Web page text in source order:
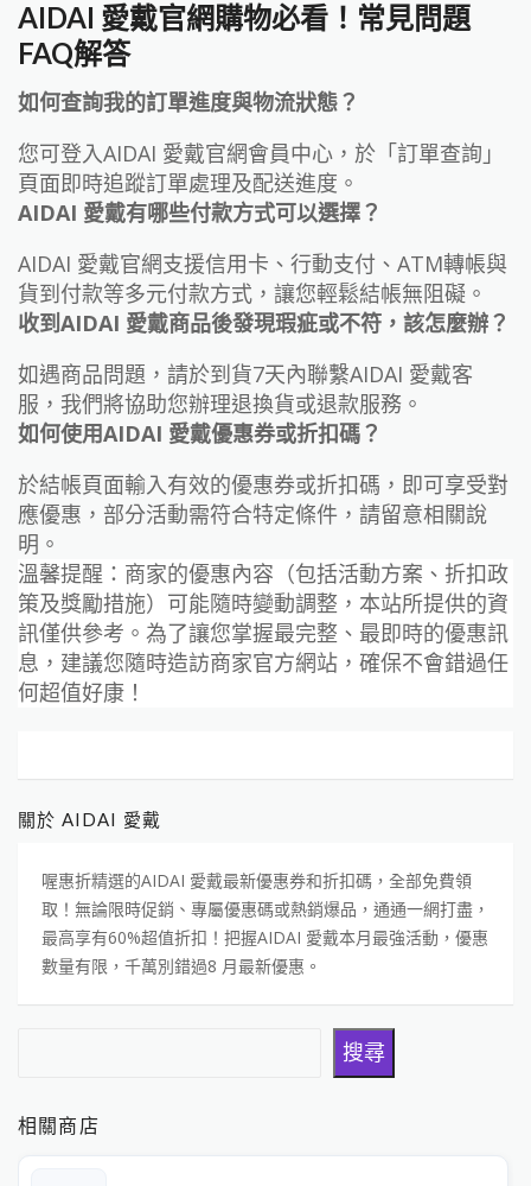
AIDAI 愛戴官網購物必看！常見問題
FAQ解答
如何查詢我的訂單進度與物流狀態？
您可登入AIDAI 愛戴官網會員中心，於「訂單查詢」
頁面即時追蹤訂單處理及配送進度。
AIDAI 愛戴有哪些付款方式可以選擇？
AIDAI 愛戴官網支援信用卡、行動支付、ATM轉帳與
貨到付款等多元付款方式，讓您輕鬆結帳無阻礙。
收到AIDAI 愛戴商品後發現瑕疵或不符，該怎麼辦？
如遇商品問題，請於到貨7天內聯繫AIDAI 愛戴客
服，我們將協助您辦理退換貨或退款服務。
如何使用AIDAI 愛戴優惠券或折扣碼？
於結帳頁面輸入有效的優惠券或折扣碼，即可享受對
應優惠，部分活動需符合特定條件，請留意相關說
明。
溫馨提醒：商家的優惠內容（包括活動方案、折扣政
策及獎勵措施）可能隨時變動調整，本站所提供的資
訊僅供參考。為了讓您掌握最完整、最即時的優惠訊
息，建議您隨時造訪商家官方網站，確保不會錯過任
何超值好康！
關於 AIDAI 愛戴
喔惠折精選的AIDAI 愛戴最新優惠券和折扣碼，全部免費領
取！無論限時促銷、專屬優惠碼或熱銷爆品，通通一網打盡，
最高享有60%超值折扣！把握AIDAI 愛戴本月最強活動，優惠
數量有限，千萬別錯過8 月最新優惠。
搜尋
相關商店